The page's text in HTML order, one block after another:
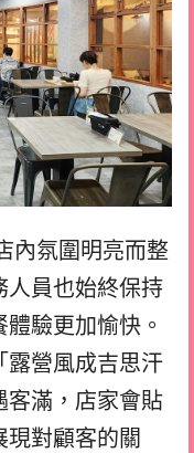
內氛圍明亮而整
人員也始終保持
驗更加愉快。
露營風成吉思汗
客滿，店家會貼
對顧客的關